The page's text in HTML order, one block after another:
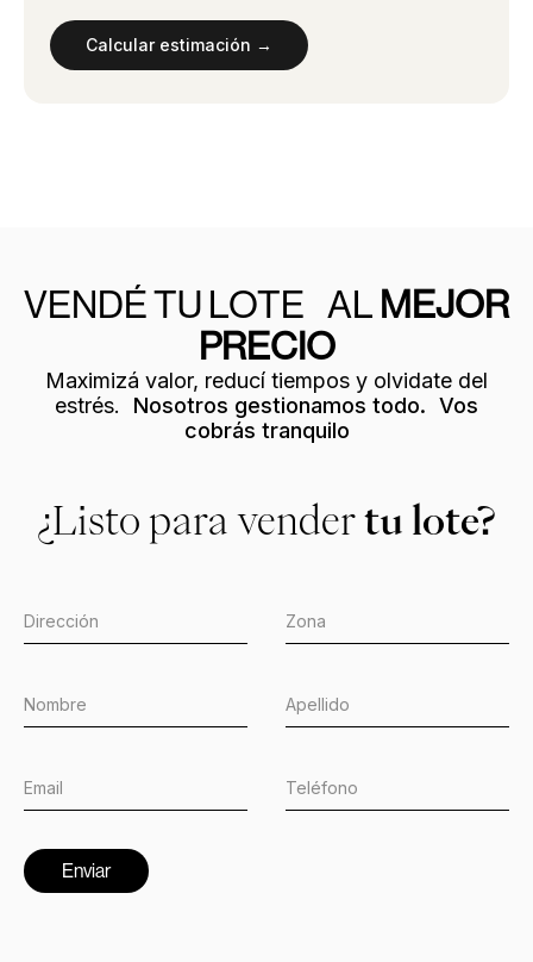
Calcular estimación →
VENDÉ TU LOTE AL MEJOR
PRECIO
Maximizá valor, reducí tiempos y olvidate del
estrés. Nosotros gestionamos todo. Vos
cobrás tranquilo
¿Listo para vender tu lote?